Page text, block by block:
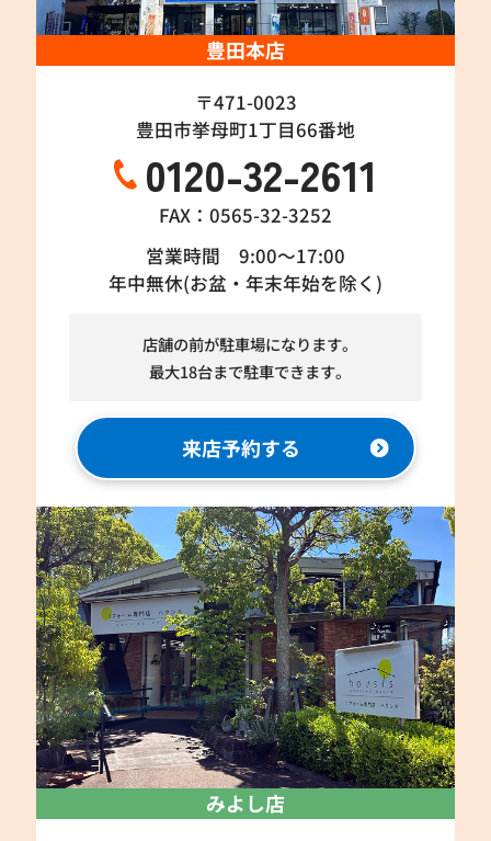
豊田本店
〒471-0023
豊田市挙母町1丁目66番地
0120-32-2611
FAX：0565-32-3252
営業時間 9:00～17:00
年中無休(お盆・年末年始を除く)
店舗の前が駐車場になります。
最大18台まで駐車できます。
来店予約する
みよし店